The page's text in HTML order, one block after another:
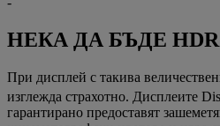
НЕКА ДА БЪДЕ HDR
При дисплей с такива
изглежда страхотно. Дисплеите
гарантирано предоставят